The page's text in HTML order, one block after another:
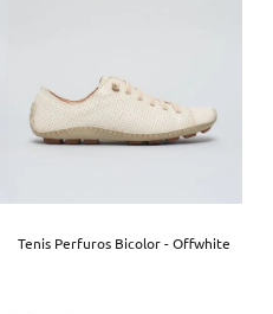
Tenis Perfuros Bicolor - Offwhite